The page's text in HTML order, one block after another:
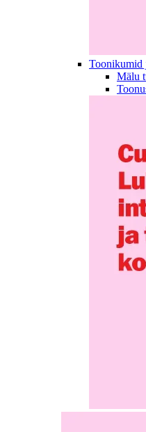
Toonikumid
Mälu